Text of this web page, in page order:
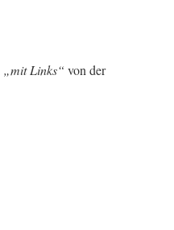
„mit Links“ von der